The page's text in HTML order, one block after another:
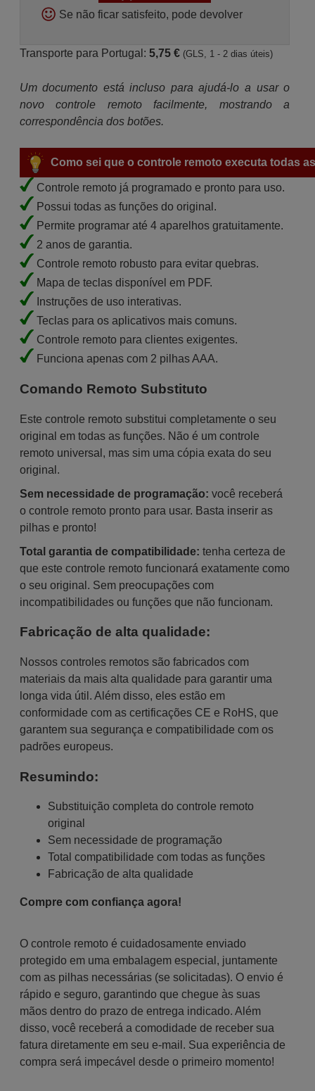
Se não ficar satisfeito, pode devolver
Transporte para Portugal: 5,75 € (GLS, 1 - 2 dias úteis)
Um documento está incluso para ajudá-lo a usar o
novo controle remoto facilmente, mostrando a
correspondência dos botões.
Como sei que o controle remoto executa todas
Controle remoto já programado e pronto para uso.
Possui todas as funções do original.
Permite programar até 4 aparelhos gratuitamente.
2 anos de garantia.
Controle remoto robusto para evitar quebras.
Mapa de teclas disponível em PDF.
Instruções de uso interativas.
Teclas para os aplicativos mais comuns.
Controle remoto para clientes exigentes.
Funciona apenas com 2 pilhas AAA.
Comando Remoto Substituto
Este controle remoto substitui completamente o seu
original em todas as funções. Não é um controle
remoto universal, mas sim uma cópia exata do seu
original.
Sem necessidade de programação: você receberá
o controle remoto pronto para usar. Basta inserir as
pilhas e pronto!
Total garantia de compatibilidade: tenha certeza de
que este controle remoto funcionará exatamente como
o seu original. Sem preocupações com
incompatibilidades ou funções que não funcionam.
Fabricação de alta qualidade:
Nossos controles remotos são fabricados com
materiais da mais alta qualidade para garantir uma
longa vida útil. Além disso, eles estão em
conformidade com as certificações CE e RoHS, que
garantem sua segurança e compatibilidade com os
padrões europeus.
Resumindo:
Substituição completa do controle remoto
original
Sem necessidade de programação
Total compatibilidade com todas as funções
Fabricação de alta qualidade
Compre com confiança agora!
O controle remoto é cuidadosamente enviado
protegido em uma embalagem especial, juntamente
com as pilhas necessárias (se solicitadas). O envio é
rápido e seguro, garantindo que chegue às suas
mãos dentro do prazo de entrega indicado. Além
disso, você receberá a comodidade de receber sua
fatura diretamente em seu e-mail. Sua experiência de
compra será impecável desde o primeiro momento!